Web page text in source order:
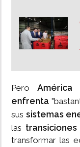
Pero América
enfrenta
sus sistemas
las
transformar las